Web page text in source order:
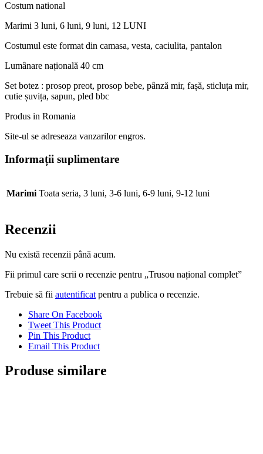
Costum national
Marimi 3 luni, 6 luni, 9 luni, 12 LUNI
Costumul este format din camasa, vesta, caciulita, pantalon
Lumânare națională 40 cm
Set botez : prosop preot, prosop bebe, pânză mir, fașă, sticluța mir,
cutie șuvița, sapun, pled bbc
Produs in Romania
Site-ul se adreseaza vanzarilor engros.
Informații suplimentare
Marimi Toata seria, 3 luni, 3-6 luni, 6-9 luni, 9-12 luni
Recenzii
Nu există recenzii până acum.
Fii primul care scrii o recenzie pentru „Trusou național complet”
Trebuie să fii autentificat pentru a publica o recenzie.
Share On Facebook
Tweet This Product
Pin This Product
Email This Product
Produse similare